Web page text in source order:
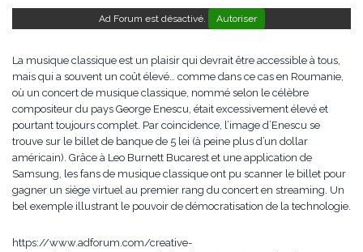
Ad Forum est désactivé. Autoriser
La musique classique est un plaisir qui devrait être accessible à tous,
mais qui a souvent un coût élevé… comme dans ce cas en Roumanie,
où un concert de musique classique, nommé selon le célèbre
compositeur du pays George Enescu, était excessivement élevé et
pourtant toujours complet. Par coincidence, l’image d’Enescu se
trouve sur le billet de banque de 5 lei (à peine plus d’un dollar
américain). Grâce à Leo Burnett Bucarest et une application de
Samsung, les fans de musique classique ont pu scanner le billet pour
gagner un siège virtuel au premier rang du concert en streaming. Un
bel exemple illustrant le pouvoir de démocratisation de la technologie.
https://www.adforum.com/creative-